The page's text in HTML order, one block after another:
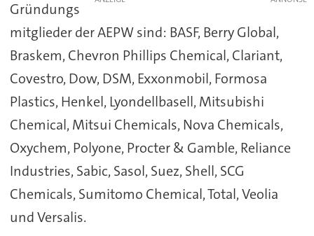
Gründungs
mitglieder der AEPW sind: BASF, Berry Global,
Braskem, Chevron Phillips Chemical, Clariant,
Covestro, Dow, DSM, Exxonmobil, Formosa
Plastics, Henkel, Lyondellbasell, Mitsubishi
Chemical, Mitsui Chemicals, Nova Chemicals,
Oxychem, Polyone, Procter & Gamble, Reliance
Industries, Sabic, Sasol, Suez, Shell, SCG
Chemicals, Sumitomo Chemical, Total, Veolia
und Versalis.